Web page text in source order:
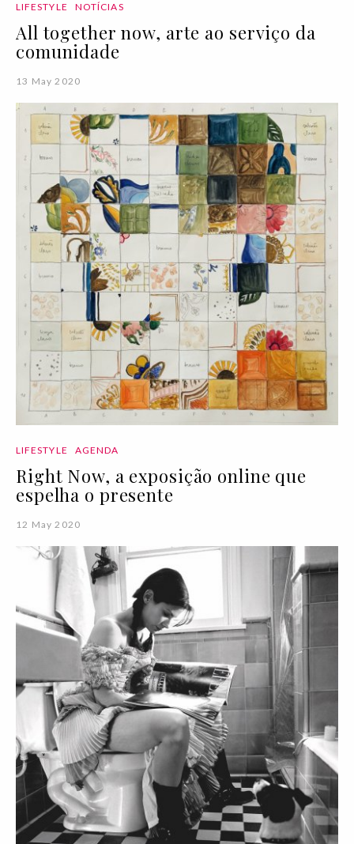
LIFESTYLE NOTÍCIAS
All together now, arte ao serviço da
comunidade
13 May 2020
LIFESTYLE AGENDA
Right Now, a exposição online que
espelha o presente
12 May 2020